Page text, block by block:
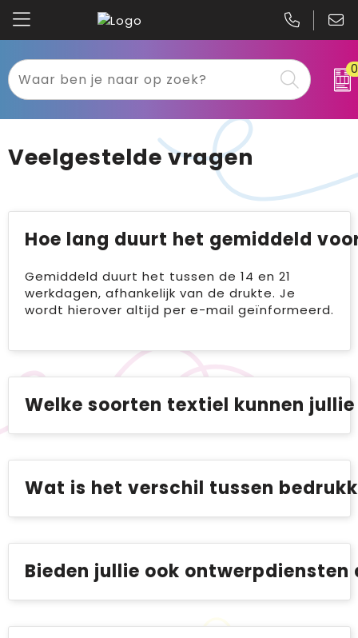
0
Textiel
Werkkleding
Tassen
Bloemen, planten en bomen
Pasen
Binnenreclame
Kariban
B&C
Clique
Printer
Projob
Blaklader
Veelgestelde vragen
Hoe lang duurt het gemiddeld
Gemiddeld duurt het tussen de 14 en 21
werkdagen, afhankelijk van de drukte. Je
wordt hierover altijd per e-mail geïnformeerd.
Welke soorten textiel kunnen
Wat is het verschil tussen
Bieden jullie ook